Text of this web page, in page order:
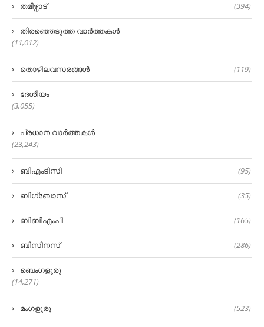
തമിഴ്നാട് (394)
തിരഞ്ഞെടുത്ത വാർത്തകൾ
(11,012)
തൊഴിലവസരങ്ങൾ (119)
ദേശീയം
(3,055)
പ്രധാന വാർത്തകൾ
(23,243)
ബിഎംടിസി (95)
ബിഗ്‌ബോസ് (35)
ബിബിഎംപി (165)
ബിസിനസ് (286)
ബെംഗളൂരു
(14,271)
മംഗളുരു (523)